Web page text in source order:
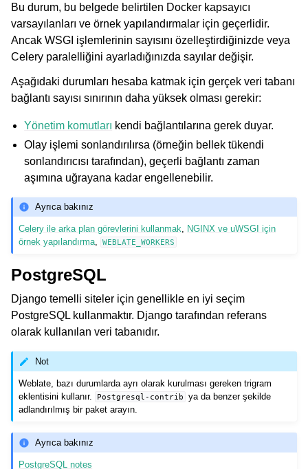
Bu durum, bu belgede belirtilen Docker kapsayıcı
varsayılanları ve örnek yapılandırmalar için geçerlidir.
Ancak WSGI işlemlerinin sayısını özelleştirdiğinizde veya
Celery paralelliğini ayarladığınızda sayılar değişir.
Aşağıdaki durumları hesaba katmak için gerçek veri tabanı
bağlantı sayısı sınırının daha yüksek olması gerekir:
Yönetim komutları kendi bağlantılarına gerek duyar.
Olay işlemi sonlandırılırsa (örneğin bellek tükendi
sonlandırıcısı tarafından), geçerli bağlantı zaman
aşımına uğrayana kadar engellenebilir.
Ayrıca bakınız
Celery ile arka plan görevlerini kullanmak, NGINX ve uWSGI için
örnek yapılandırma, WEBLATE_WORKERS
PostgreSQL
Django temelli siteler için genellikle en iyi seçim
PostgreSQL kullanmaktır. Django tarafından referans
olarak kullanılan veri tabanıdır.
Not
Weblate, bazı durumlarda ayrı olarak kurulması gereken trigram
eklentisini kullanır.
Postgresql-contrib
ya da benzer şekilde
adlandırılmış bir paket arayın.
Ayrıca bakınız
PostgreSQL notes